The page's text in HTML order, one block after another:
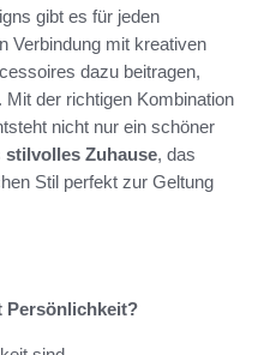
gibt es für jeden
Verbindung mit kreativen
dazu beitragen,
der richtigen Kombination
nicht nur ein schöner
stilvolles Zuhause, das
Stil perfekt zur Geltung
Persönlichkeit?